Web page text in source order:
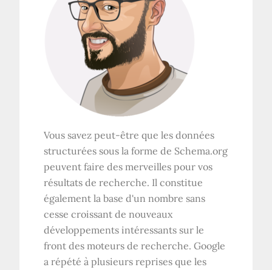
Vous savez peut-être que les données
structurées sous la forme de Schema.org
peuvent faire des merveilles pour vos
résultats de recherche. Il constitue
également la base d'un nombre sans
cesse croissant de nouveaux
développements intéressants sur le
front des moteurs de recherche. Google
a répété à plusieurs reprises que les